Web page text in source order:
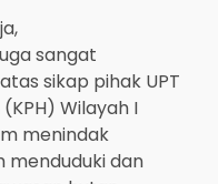
sangat
sikap pihak UPT
Wilayah I
menindak
menduduki dan